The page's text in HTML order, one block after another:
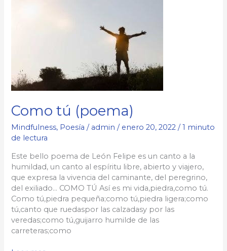
Como tú (poema)
Mindfulness, Poesía / admin/ enero 20, 2022/1 minuto
de lectura
Este bello poema de León Felipe es un canto a la
humildad, un canto al espíritu libre, abierto y viajero,
que expresa la vivencia del caminante, del peregrino,
del exiliado… COMO TÚ Así es mi vida,piedra,como tú.
Como tú,piedra pequeña;como tú,piedra ligera;como
tú,canto que ruedaspor las calzadasy por las
veredas;como tú,guijarro humilde de las
carreteras;como